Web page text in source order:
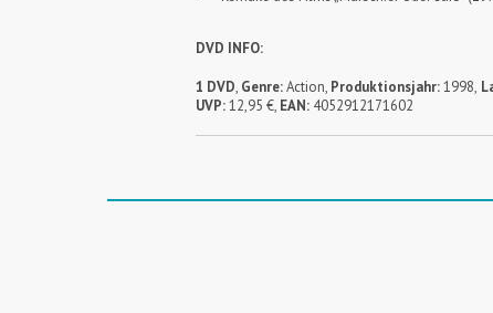
DVD INFO:
1 DVD, Genre:Action, Produktionsjahr:1998,
UVP:12,95 €, EAN: 4052912171602